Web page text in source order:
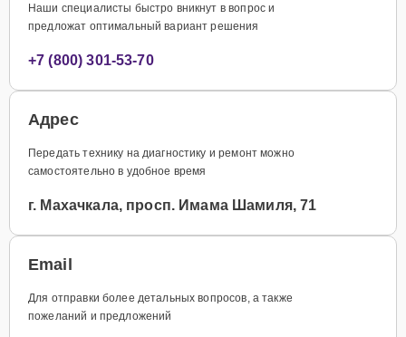
Наши специалисты быстро вникнут в вопрос и
предложат оптимальный вариант решения
+7 (800) 301-53-70
Адрес
Передать технику на диагностику и ремонт можно
самостоятельно в удобное время
г. Махачкала, просп. Имама Шамиля, 71
Email
Для отправки более детальных вопросов, а также
пожеланий и предложений